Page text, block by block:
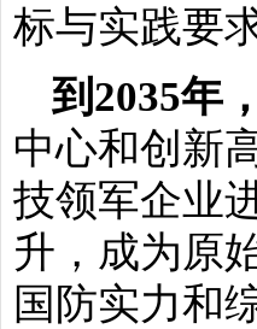
标与实践要求
到2035年
中心和创新
技领军企业
升，成为原
国防实力和